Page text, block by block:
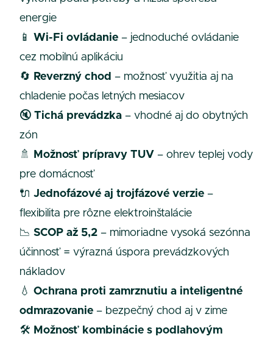
energie
📱 Wi-Fi ovládanie – jednoduché ovládanie
cez mobilnú aplikáciu
🔄
Reverzný chod – možnosť využitia aj na
chladenie počas letných mesiacov
🔇 Tichá prevádzka – vhodné aj do obytných
zón
🚿
Možnosť prípravy TUV – ohrev teplej vody
pre domácnosť
🔌 Jednofázové aj trojfázové verzie –
flexibilita pre rôzne elektroinštalácie
📉 SCOP až 5,2 – mimoriadne vysoká sezónna
účinnosť = výrazná úspora prevádzkových
nákladov
💧 Ochrana proti zamrznutiu a inteligentné
odmrazovanie – bezpečný chod aj v zime
🛠️ Možnosť kombinácie s podlahovým